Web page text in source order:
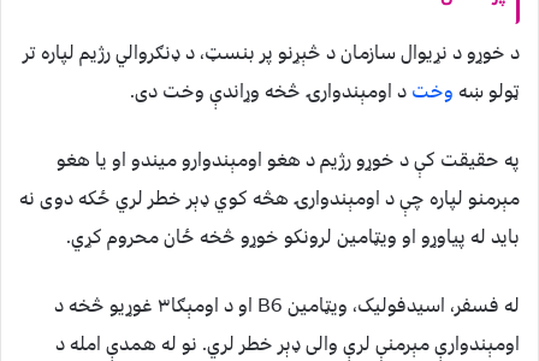
د خوړو د نړيوال سازمان د څېړنو پر بنسټ، د ډنګروالي رژیم لپاره تر
ټولو ښهوختد اومېندوارۍ څخه وړاندې وخت دی.
په حقیقت کې د خوړو رژیم د هغو اومېندوارو میندو او یا هغو
مېرمنو لپاره چې د اومېندوارۍ هڅه کوي ډېر خطر لري ځکه دوی نه
باید له پیاوړو او ويټامين لرونکو خوړو څخه ځان محروم کړي.
له فسفر، اسیدفولیک، ويټامين B6 او د اومېګا۳ غوړيو څخه د
اومېندوارې مېرمنې لرې والی ډېر خطر لري. نو له همدې امله د